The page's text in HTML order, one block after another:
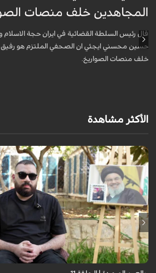
المجاهدين خلف منصات
قال رئيس السلطة القضائية في ايران حجة الاسلام
حسين محسني ايجئي ان الصحفي الملتزم هو رفيق
خلف منصات الصواريخ.
الأكثر مشاهدة
برنامج "بالعين المجردة" هو توثيق إنسانيٌّ شجاعٌ
حيث نستمع فيه إلى شهاداتٍ حيّةٍ لأشخاص عايشوا
بعيونهم ت...